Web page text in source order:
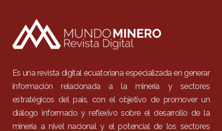
Es una revista digital ecuatoriana especializada en generar
información relacionada a la minería y sectores
estratégicos del país, con el objetivo de promover un
diálogo informado y reflexivo sobre el desarrollo de la
minería a nivel nacional y el potencial de los sectores